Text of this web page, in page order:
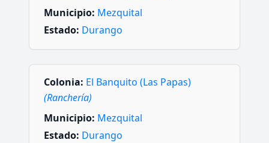
Municipio: Mezquital
Estado: Durango
Colonia: El Banquito (Las Papas)
(Ranchería)
Municipio: Mezquital
Estado: Durango